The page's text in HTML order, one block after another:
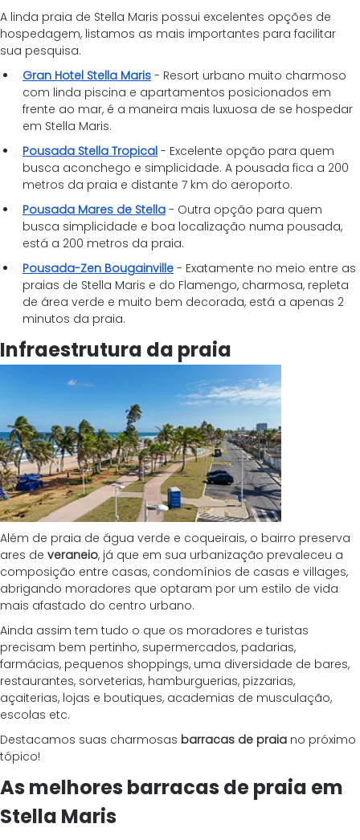
A linda praia de Stella Maris possui excelentes opções de
hospedagem, listamos as mais importantes para facilitar
sua pesquisa.
Gran Hotel Stella Maris - Resort urbano muito charmoso
com linda piscina e apartamentos posicionados em
frente ao mar, é a maneira mais luxuosa de se hospedar
em Stella Maris.
Pousada Stella Tropical - Excelente opção para quem
busca aconchego e simplicidade. A pousada fica a 200
metros da praia e distante 7 km do aeroporto.
Pousada Mares de Stella - Outra opção para quem
busca simplicidade e boa localização numa pousada,
está a 200 metros da praia.
Pousada-Zen Bougainville - Exatamente no meio entre as
praias de Stella Maris e do Flamengo, charmosa, repleta
de área verde e muito bem decorada, está a apenas 2
minutos da praia.
Infraestrutura da praia
Além de praia de água verde e coqueirais, o bairro preserva
ares de veraneio, já que em sua urbanização prevaleceu a
composição entre casas, condomínios de casas e villages,
abrigando moradores que optaram por um estilo de vida
mais afastado do centro urbano.
Ainda assim tem tudo o que os moradores e turistas
precisam bem pertinho, supermercados, padarias,
farmácias, pequenos shoppings, uma diversidade de bares,
restaurantes, sorveterias, hamburguerias, pizzarias,
açaiterias, lojas e boutiques, academias de musculação,
escolas etc.
Destacamos suas charmosas barracas de praia no próximo
tópico!
As melhores barracas de praia em
Stella Maris